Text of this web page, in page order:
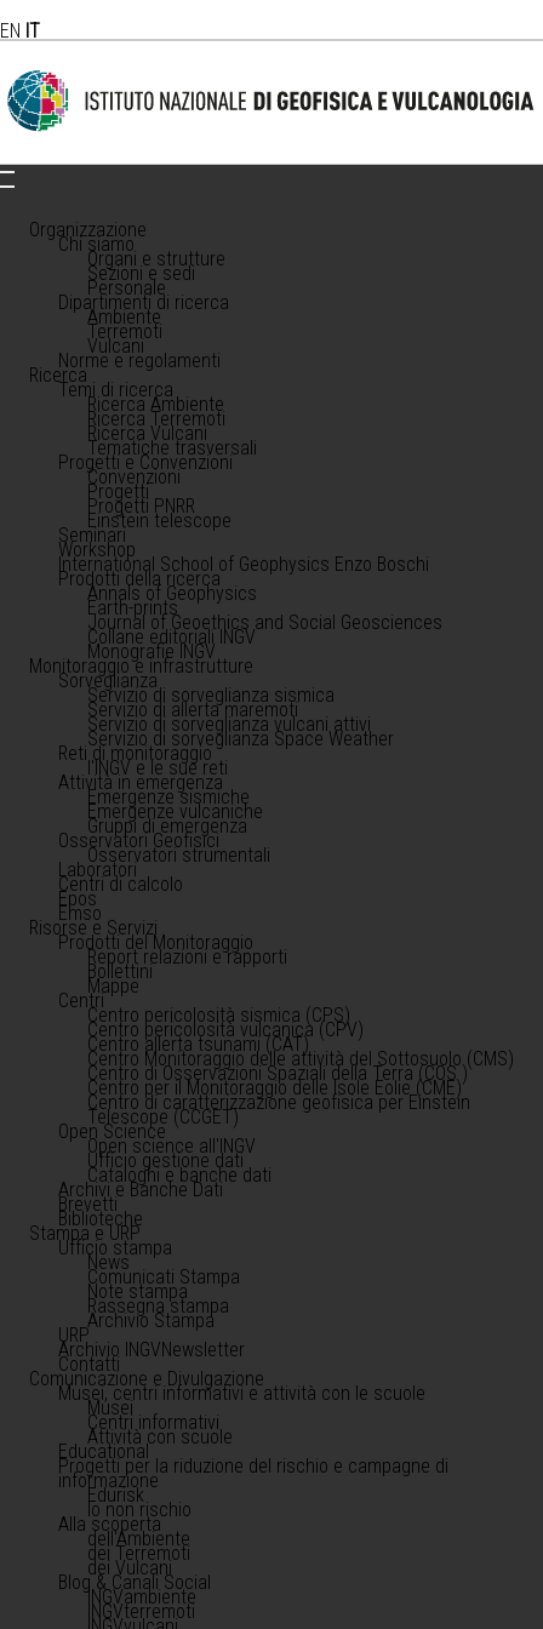
EN IT
Organizzazione
Chi siamo
Organi e strutture
Sezioni e sedi
Personale
Dipartimenti di ricerca
Ambiente
Terremoti
Vulcani
Norme e regolamenti
Ricerca
Temi di ricerca
Ricerca Ambiente
Ricerca Terremoti
Ricerca Vulcani
Tematiche trasversali
Progetti e Convenzioni
Convenzioni
Progetti
Progetti PNRR
Einstein telescope
Seminari
Workshop
International School of Geophysics Enzo Boschi
Prodotti della ricerca
Annals of Geophysics
Earth-prints
Journal of Geoethics and Social Geosciences
Collane editoriali INGV
Monografie INGV
Monitoraggio e infrastrutture
Sorveglianza
Servizio di sorveglianza sismica
Servizio di allerta maremoti
Servizio di sorveglianza vulcani attivi
Servizio di sorveglianza Space Weather
Reti di monitoraggio
l'INGV e le sue reti
Attività in emergenza
Emergenze sismiche
Emergenze vulcaniche
Gruppi di emergenza
Osservatori Geofisici
Osservatori strumentali
Laboratori
Centri di calcolo
Epos
Emso
Risorse e Servizi
Prodotti del Monitoraggio
Report relazioni e rapporti
Bollettini
Mappe
Centri
Centro pericolosità sismica (CPS)
Centro pericolosità vulcanica (CPV)
Centro allerta tsunami (CAT)
Centro Monitoraggio delle attività del Sottosuolo (CMS)
Centro di Osservazioni Spaziali della Terra (COS )
Centro per il Monitoraggio delle Isole Eolie (CME)
Centro di caratterizzazione geofisica per Einstein
Telescope (CCGET)
Open Science
Open science all'INGV
Ufficio gestione dati
Cataloghi e banche dati
Archivi e Banche Dati
Brevetti
Biblioteche
Stampa e URP
Ufficio stampa
News
Comunicati Stampa
Note stampa
Rassegna stampa
Archivio Stampa
URP
Archivio INGVNewsletter
Contatti
Comunicazione e Divulgazione
Musei, centri informativi e attività con le scuole
Musei
Centri informativi
Attività con scuole
Educational
Progetti per la riduzione del rischio e campagne di
informazione
Edurisk
Io non rischio
Alla scoperta
dell'Ambiente
dei Terremoti
dei Vulcani
Blog & Canali Social
INGVambiente
INGVterremoti